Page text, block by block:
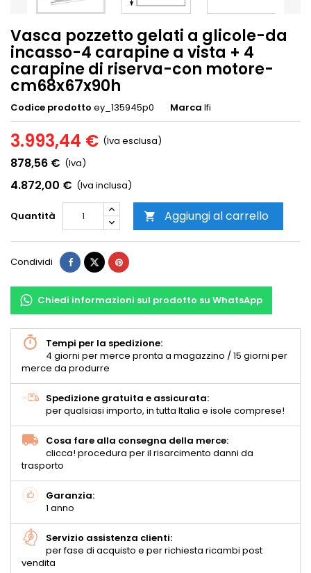
Vasca pozzetto gelati a glicole-da
incasso-4 carapine a vista + 4
carapine di riserva-con motore-
cm68x67x90h
Codice prodotto ey_135945p0 Marca Ifi
3.993,44 € (Iva esclusa)
878,56 € (Iva)
4.872,00 € (Iva inclusa)
Quantità  Aggiungi al carrello
Condividi
Chiedi informazioni sul prodotto su WhatsApp
Tempi per la spedizione:
4 giorni per merce pronta a magazzino / 15 giorni per
merce da produrre
Spedizione gratuita e assicurata:
per qualsiasi importo, in tutta Italia e isole comprese!
Cosa fare alla consegna della merce:
clicca! procedura per il risarcimento danni da
trasporto
Garanzia:
1 anno
Servizio assistenza clienti:
per fase di acquisto e per richiesta ricambi post
vendita